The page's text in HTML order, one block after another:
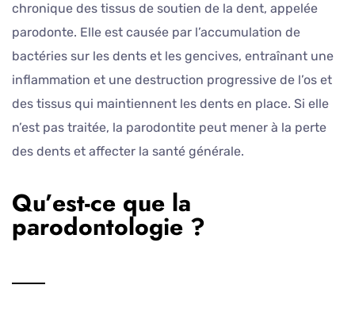
chronique des tissus de soutien de la dent, appelée
parodonte. Elle est causée par l’accumulation de
bactéries sur les dents et les gencives, entraînant une
inflammation et une destruction progressive de l’os et
des tissus qui maintiennent les dents en place. Si elle
n’est pas traitée, la parodontite peut mener à la perte
des dents et affecter la santé générale.
Qu’est-ce que la
parodontologie ?